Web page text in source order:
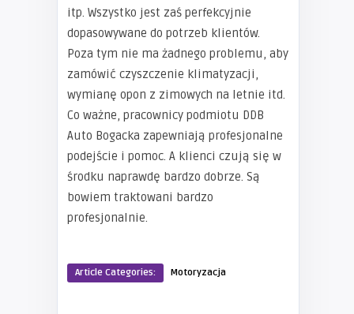
itp. Wszystko jest zaś perfekcyjnie
dopasowywane do potrzeb klientów.
Poza tym nie ma żadnego problemu, aby
zamówić czyszczenie klimatyzacji,
wymianę opon z zimowych na letnie itd.
Co ważne, pracownicy podmiotu DDB
Auto Bogacka zapewniają profesjonalne
podejście i pomoc. A klienci czują się w
środku naprawdę bardzo dobrze. Są
bowiem traktowani bardzo
profesjonalnie.
Article Categories: Motoryzacja